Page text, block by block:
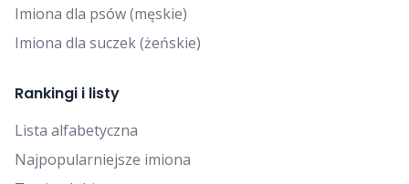
Imiona dla psów (męskie)
Imiona dla suczek (żeńskie)
Rankingi i listy
Lista alfabetyczna
Najpopularniejsze imiona